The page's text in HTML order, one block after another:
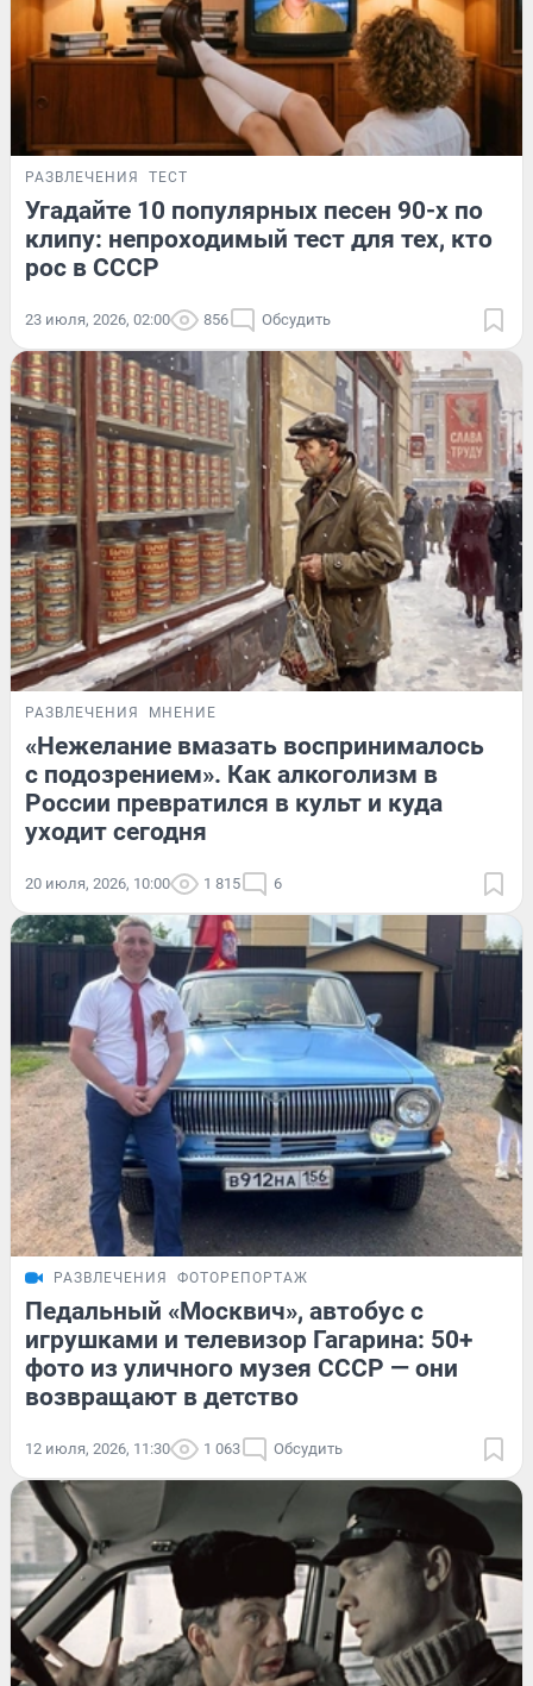
РАЗВЛЕЧЕНИЯ ТЕСТ
Угадайте 10 популярных песен 90-х по
клипу: непроходимый тест для тех, кто
рос в СССР
23 июля, 2026, 02:00 856 Обсудить
РАЗВЛЕЧЕНИЯ МНЕНИЕ
«Нежелание вмазать воспринималось
с подозрением». Как алкоголизм в
России превратился в культ и куда
уходит сегодня
20 июля, 2026, 10:00 1 815 6
РАЗВЛЕЧЕНИЯ ФОТОРЕПОРТАЖ
Педальный «Москвич», автобус с
игрушками и телевизор Гагарина: 50+
фото из уличного музея СССР — они
возвращают в детство
12 июля, 2026, 11:30 1 063 Обсудить